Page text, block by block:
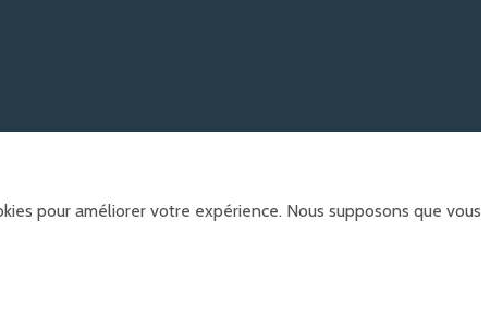
pour améliorer votre expérience. Nous supposons que vous